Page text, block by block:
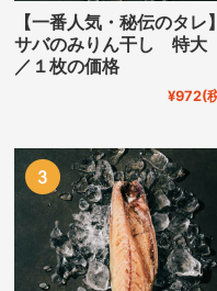
【一番人気・秘伝のタレ】
サバのみりん干し 特大
／１枚の価格
¥972(